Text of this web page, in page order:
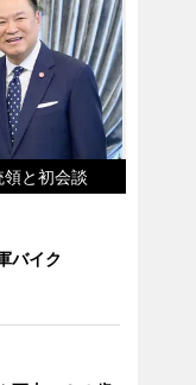
と初会談
バイク